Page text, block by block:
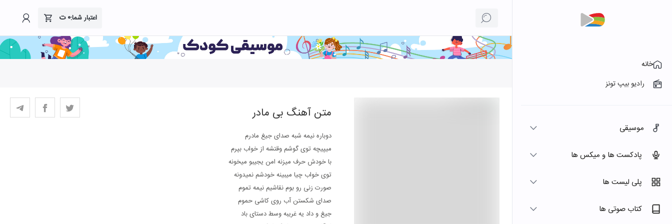
اعتبار شما:۰ت
خانه
رادیو بیپ تونز
موسیقی
پادکست ها و میکس ها
پلی لیست ها
کتاب صوتی ها
متن آهنگ بی مادر
دوباره نیمه شبه صدای جیغ مادرم
میپیچه توی گوشم وقتشه از خواب بپرم
با خودش حرف میزنه امن یجیبو میخونه
توی خواب چیا میبینه خودشم نمیدونه
صورت زنی رو بوم نقاشیم نیمه تموم
صدای شکستن آب روی کاشی حموم
جیغ و داد یه غریبه وسط دستای باد